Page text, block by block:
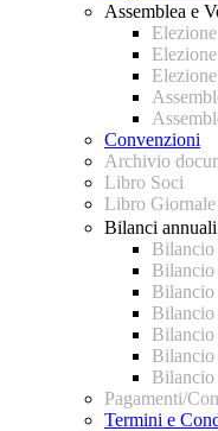
Assemblea e
Convenzioni
Archivio
Libro Soci
Libro Giornale
Bilanci annuali
Bilancio
Bilancio
Bilancio
Bilancio
Bilancio
Bilancio
Bilancio
Pagamenti/
Termini e